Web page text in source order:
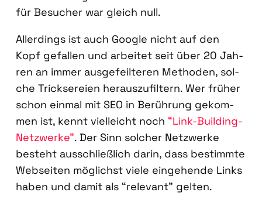
für Besu­cher war gleich null.
Aller­dings ist auch Goog­le nicht auf den
Kopf gefal­len und arbei­tet seit über 20 Jah­
ren an immer aus­ge­feil­te­ren Metho­den, sol­
che Trick­se­rei­en her­aus­zu­fil­tern. Wer frü­her
schon ein­mal mit SEO in Berüh­rung gekom­
men ist, kennt viel­leicht noch “Link-Buil­ding-
Netz­wer­ke”. Der Sinn sol­cher Netz­wer­ke
besteht aus­schließ­lich dar­in, dass bestimm­te
Web­sei­ten mög­lichst vie­le ein­ge­hen­de Links
haben und damit als “rele­vant” gel­ten.